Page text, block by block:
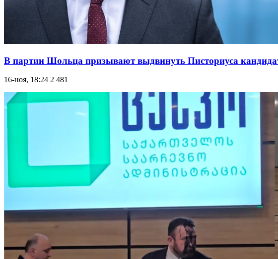
В партии Шольца призывают выдвинуть Писториуса
16-ноя, 18:24 2 481